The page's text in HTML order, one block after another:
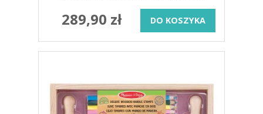
289,90 zł DO KOSZYKA